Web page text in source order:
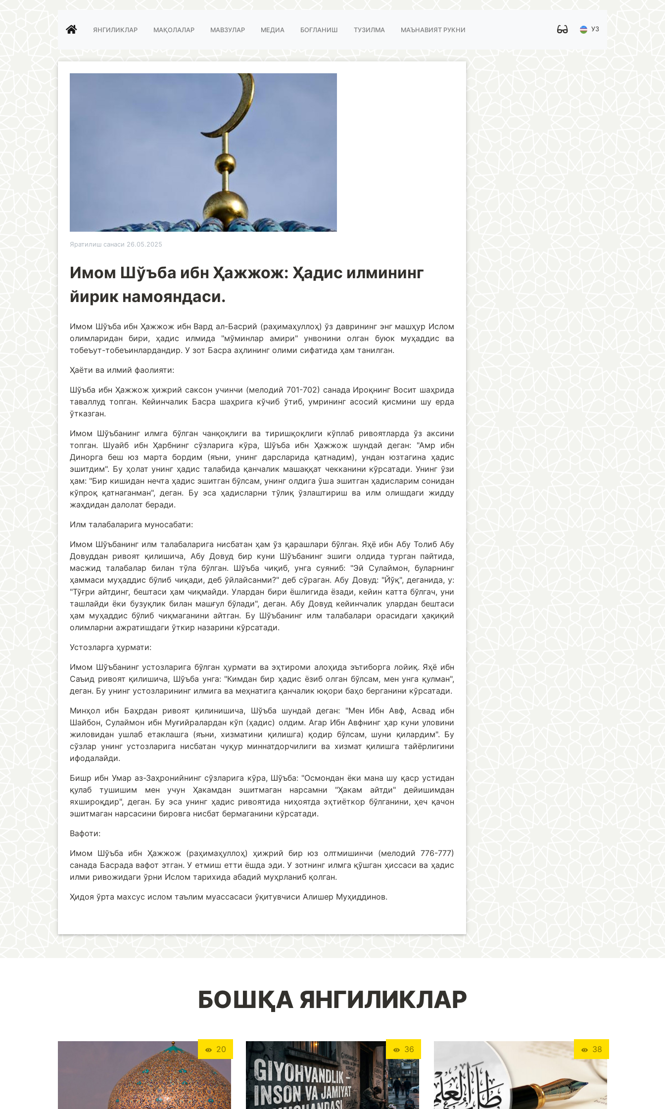
УЗ
ЯНГИЛИКЛАР МАҚОЛАЛАР МАВЗУЛАР МЕДИА БОҒЛАНИШ ТУЗИЛМА МАЪНАВИЯТ РУКНИ
Яратилиш санаси 26.05.2025
Имом Шўъба ибн Ҳажжож: Ҳадис илмининг
йирик намояндаси.
Имом Шўъба ибн Ҳажжож ибн Вард ал-Басрий (раҳимаҳуллоҳ) ўз даврининг энг машҳур Ислом
олимларидан бири, ҳадис илмида "мўминлар амири" унвонини олган буюк муҳаддис ва
тобеъут-тобеъинлардандир. У зот Басра аҳлининг олими сифатида ҳам танилган.
Ҳаёти ва илмий фаолияти:
Шўъба ибн Ҳажжож ҳижрий саксон учинчи (мелодий 701-702) санада Ироқнинг Восит шаҳрида
таваллуд топган. Кейинчалик Басра шаҳрига кўчиб ўтиб, умрининг асосий қисмини шу ерда
ўтказган.
Имом Шўъбанинг илмга бўлган чанқоқлиги ва тиришқоқлиги кўплаб ривоятларда ўз аксини
топган. Шуайб ибн Ҳарбнинг сўзларига кўра, Шўъба ибн Ҳажжож шундай деган: "Амр ибн
Динорга беш юз марта бордим (яъни, унинг дарсларида қатнадим), ундан юзтагина ҳадис
эшитдим". Бу ҳолат унинг ҳадис талабида қанчалик машаққат чекканини кўрсатади. Унинг ўзи
ҳам: "Бир кишидан нечта ҳадис эшитган бўлсам, унинг олдига ўша эшитган ҳадисларим сонидан
кўпроқ қатнаганман", деган. Бу эса ҳадисларни тўлиқ ўзлаштириш ва илм олишдаги жидду
жаҳдидан далолат беради.
Илм талабаларига муносабати:
Имом Шўъбанинг илм талабаларига нисбатан ҳам ўз қарашлари бўлган. Яҳё ибн Абу Толиб Абу
Довуддан ривоят қилишича, Абу Довуд бир куни Шўъбанинг эшиги олдида турган пайтида,
масжид талабалар билан тўла бўлган. Шўъба чиқиб, унга суяниб: "Эй Сулаймон, буларнинг
ҳаммаси муҳаддис бўлиб чиқади, деб ўйлайсанми?" деб сўраган. Абу Довуд: "Йўқ", деганида, у:
"Тўғри айтдинг, бештаси ҳам чиқмайди. Улардан бири ёшлигида ёзади, кейин катта бўлгач, уни
ташлайди ёки бузуқлик билан машғул бўлади", деган. Абу Довуд кейинчалик улардан бештаси
ҳам муҳаддис бўлиб чиқмаганини айтган. Бу Шўъбанинг илм талабалари орасидаги ҳақиқий
олимларни ажратишдаги ўткир назарини кўрсатади.
Устозларга ҳурмати:
Имом Шўъбанинг устозларига бўлган ҳурмати ва эҳтироми алоҳида эътиборга лойиқ. Яҳё ибн
Саъид ривоят қилишича, Шўъба унга: "Кимдан бир ҳадис ёзиб олган бўлсам, мен унга қулман",
деган. Бу унинг устозларининг илмига ва меҳнатига қанчалик юқори баҳо берганини кўрсатади.
Минҳол ибн Баҳрдан ривоят қилинишича, Шўъба шундай деган: "Мен Ибн Авф, Асвад ибн
Шайбон, Сулаймон ибн Муғийралардан кўп (ҳадис) олдим. Агар Ибн Авфнинг ҳар куни уловини
жиловидан ушлаб етаклашга (яъни, хизматини қилишга) қодир бўлсам, шуни қилардим". Бу
сўзлар унинг устозларига нисбатан чуқур миннатдорчилиги ва хизмат қилишга тайёрлигини
ифодалайди.
Бишр ибн Умар аз-Заҳронийнинг сўзларига кўра, Шўъба: "Осмондан ёки мана шу қаср устидан
қулаб тушишим мен учун Ҳакамдан эшитмаган нарсамни "Ҳакам айтди" дейишимдан
яхшироқдир", деган. Бу эса унинг ҳадис ривоятида ниҳоятда эҳтиёткор бўлганини, ҳеч қачон
эшитмаган нарсасини бировга нисбат бермаганини кўрсатади.
Вафоти:
Имом Шўъба ибн Ҳажжож (раҳимаҳуллоҳ) ҳижрий бир юз олтмишинчи (мелодий 776-777)
санада Басрада вафот этган. У етмиш етти ёшда эди. У зотнинг илмга қўшган ҳиссаси ва ҳадис
илми ривожидаги ўрни Ислом тарихида абадий муҳрланиб қолган.
Ҳидоя ўрта махсус ислом таълим муассасаси ўқитувчиси Алишер Муҳиддинов.
БОШҚА ЯНГИЛИКЛАР
20 36 38